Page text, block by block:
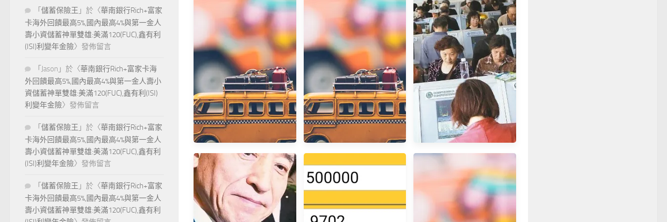
每年買一張躉繳儲蓄險 vs IRR級距 (躉繳,詳盡版) 大陸高資產族群,歡迎來台
「 儲蓄保險王 」於〈華南銀行Rich+富家
卡海外回饋最高5%,國內最高4%與第一金人
壽小資儲蓄神單雙雄:美滿120(FUC),鑫有利
(ISI)利變年金險〉發佈留言
「 Jason 」於〈華南銀行Rich+富家卡海
外回饋最高5%,國內最高4%與第一金人壽小
資儲蓄神單雙雄:美滿120(FUC),鑫有利(ISI)
利變年金險〉發佈留言
「 儲蓄保險王 」於〈華南銀行Rich+富家
卡海外回饋最高5%,國內最高4%與第一金人
壽小資儲蓄神單雙雄:美滿120(FUC),鑫有利
(ISI)利變年金險〉發佈留言
「 儲蓄保險王 」於〈華南銀行Rich+富家
卡海外回饋最高5%,國內最高4%與第一金人
壽小資儲蓄神單雙雄:美滿120(FUC),鑫有利